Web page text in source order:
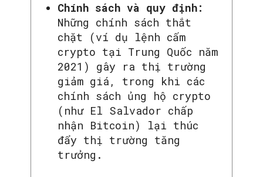
Chính sách và quy định:
Những chính sách thắt
chặt (ví dụ lệnh cấm
crypto tại Trung Quốc năm
2021) gây ra thị trường
giảm giá, trong khi các
chính sách ủng hộ crypto
(như El Salvador chấp
nhận Bitcoin) lại thúc
đẩy thị trường tăng
trưởng.